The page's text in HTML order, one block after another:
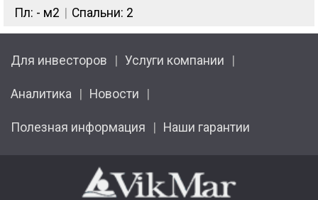
Пл: - м2 Спальни: 2
Для инвесторов Услуги компании
Аналитика Новости
Полезная информация Наши гарантии